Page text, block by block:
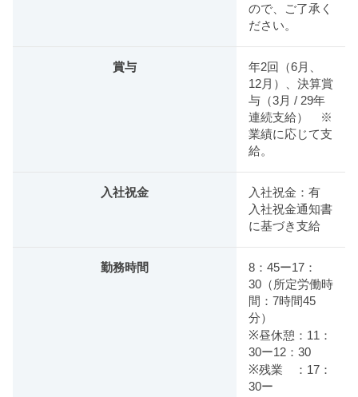
ので、ご了承く
ださい。
賞与
年2回（6月、
12月）、決算賞
与（3月 / 29年
連続支給） ※
業績に応じて支
給。
入社祝金
入社祝金：有
入社祝金通知書
に基づき支給
勤務時間
8：45ー17：
30（所定労働時
間：7時間45
分）
※昼休憩：11：
30ー12：30
※残業 ：17：
30ー